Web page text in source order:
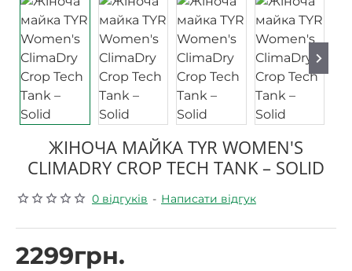
ЖІНОЧА МАЙКА TYR WOMEN'S
CLIMADRY CROP TECH TANK – SOLID
0 відгуків - Написати відгук
2299грн.